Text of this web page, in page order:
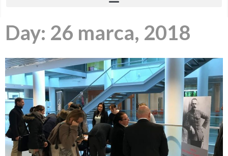
Day: 26 marca, 2018